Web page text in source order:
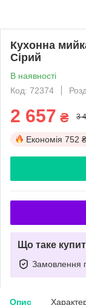
Кухонна
Сірий
В наявності
Код: 72374
2 657 ₴ 3
Економія 752 ₴
Що таке
Замовлення
Опис